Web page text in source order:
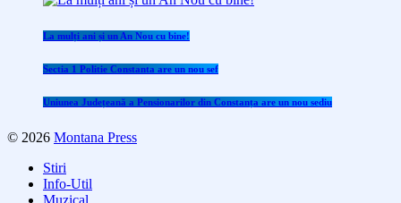
La mulți ani și un An Nou cu bine!
Sectia 1 Politie Constanta are un nou sef
Uniunea Județeană a Pensionarilor din Constanța are un nou sediu
© 2026 Montana Press
Stiri
Info-Util
Muzical